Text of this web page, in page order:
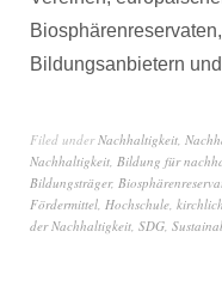
Bildungsanbietern
Filed underNachhaltigkeit,
Nachhaltigkeit, Bildung für
Bildungsträger,
Fördermittel, Hochschule,
der Nachhaltigkeit, SDG,